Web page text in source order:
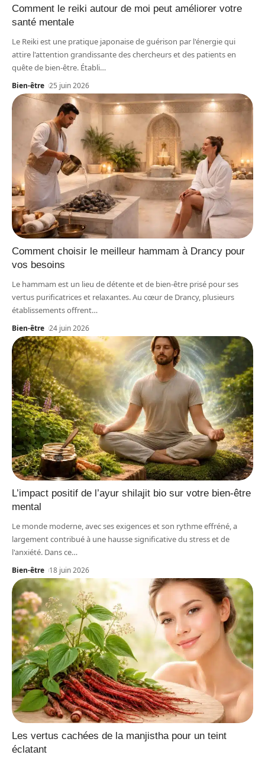
Comment le reiki autour de moi peut améliorer votre
santé mentale
Le Reiki est une pratique japonaise de guérison par l'énergie qui
attire l'attention grandissante des chercheurs et des patients en
quête de bien-être. Établi…
Bien-être 25 juin 2026
Comment choisir le meilleur hammam à Drancy pour
vos besoins
Le hammam est un lieu de détente et de bien-être prisé pour ses
vertus purificatrices et relaxantes. Au cœur de Drancy, plusieurs
établissements offrent…
Bien-être 24 juin 2026
L’impact positif de l’ayur shilajit bio sur votre bien-être
mental
Le monde moderne, avec ses exigences et son rythme effréné, a
largement contribué à une hausse significative du stress et de
l'anxiété. Dans ce…
Bien-être 18 juin 2026
Les vertus cachées de la manjistha pour un teint
éclatant